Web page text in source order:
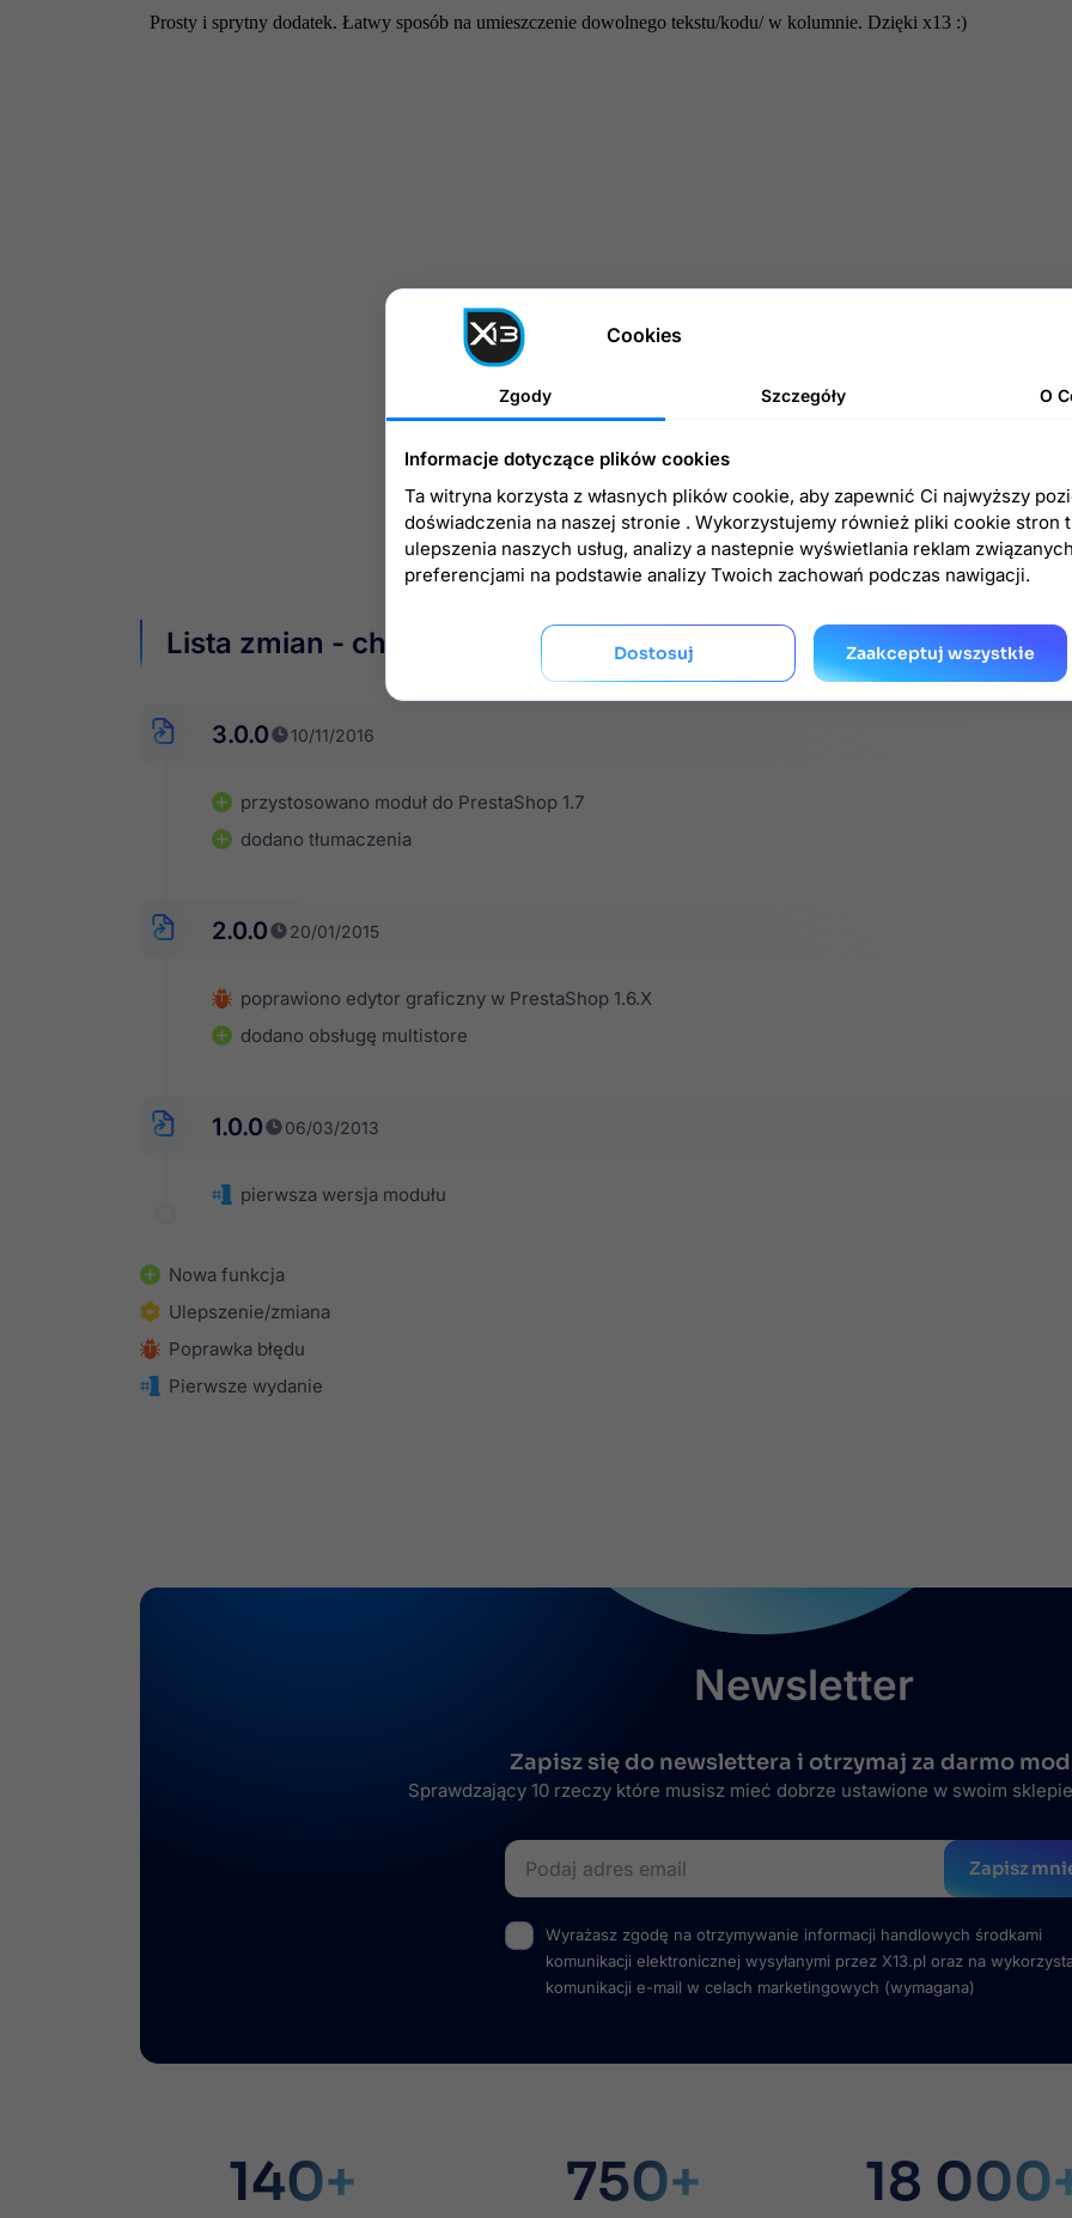
Lista zmian - changelog
3.0.0 10/11/2016
przystosowano moduł do PrestaShop 1.7
dodano tłumaczenia
2.0.0 20/01/2015
poprawiono edytor graficzny w PrestaShop 1.6.X
dodano obsługę multistore
1.0.0 06/03/2013
pierwsza wersja modułu
Nowa funkcja
Ulepszenie/zmiana
Poprawka błędu
Pierwsze wydanie
Newsletter
Zapisz się do newslettera i otrzymaj za darmo
Sprawdzający 10 rzeczy które musisz mieć dobrze ustawione w swoim
Zapisz
Wyrażasz zgodę na otrzymywanie informacji handlowych środkami
komunikacji elektronicznej wysyłanymi przez X13.pl oraz na
komunikacji e-mail w celach marketingowych (wymagana)
140+ 750+ 18
Cookies
Zgody Szczegóły O
Informacje dotyczące plików cookies
Ta witryna korzysta z własnych plików cookie, aby zapewnić Ci najwyższy
doświadczenia na naszej stronie . Wykorzystujemy również pliki cookie stron
ulepszenia naszych usług, analizy a nastepnie wyświetlania reklam
preferencjami na podstawie analizy Twoich zachowań podczas nawigacji.
Dostosuj Zaakceptuj wszystkie